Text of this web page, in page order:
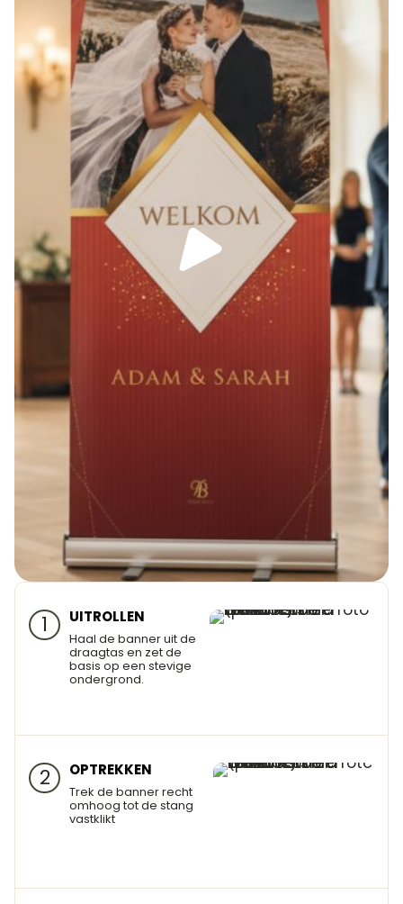
1 UITROLLEN
Haal de banner uit de
draagtas en zet de
basis op een stevige
ondergrond.
2 OPTREKKEN
Trek de banner recht
omhoog tot de stang
vastklikt